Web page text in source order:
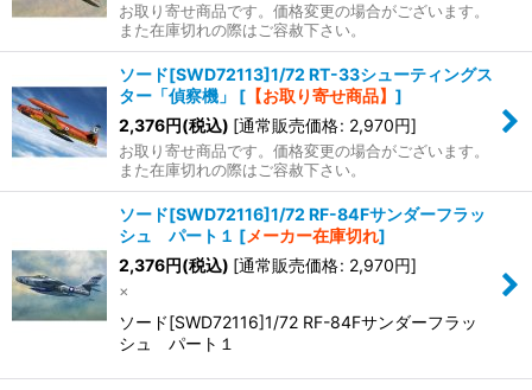
お取り寄せ商品です。価格変更の場合がございます。
また在庫切れの際はご容赦下さい。
ソード[SWD72113]1/72 RT-33シューティングス
ター「偵察機」
[ 【お取り寄せ商品】 ]
2,376円(税込) [通常販売価格: 2,970円]
お取り寄せ商品です。価格変更の場合がございます。
また在庫切れの際はご容赦下さい。
ソード[SWD72116]1/72 RF-84Fサンダーフラッ
シュ パート１ [メーカー在庫切れ]
2,376円(税込) [通常販売価格: 2,970円]
×
ソード[SWD72116]1/72 RF-84Fサンダーフラッ
シュ パート１